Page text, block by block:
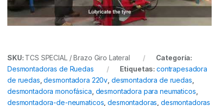
SKU: TCS SPECIAL / Brazo Giro Lateral
Categoría:
Desmontadoras de Ruedas
Etiquetas: contrapesadora
de ruedas ,desmontadora 220v desmontadora de ruedas
desmontadora monofásica desmontadora para neumaticos
desmontadora-de-neumaticos ,desmontadoras ,desmontadoras